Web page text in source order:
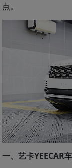
点。
一、艺卡YEECAR